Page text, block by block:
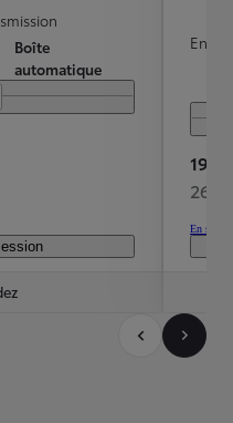
Boîte
automatique
19
269
En